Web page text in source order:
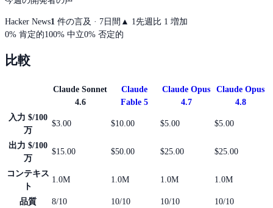
Hacker News1 件の言及 · 7日間 ▲ 1先週比 1 増加
0% 肯定的100% 中立0% 否定的
比較
Claude Sonnet
4.6
Claude
Fable 5
Claude Opus
4.7
Claude Opus
4.8
入力 $/100
万
$3.00 $10.00 $5.00 $5.00
出力 $/100
万
$15.00 $50.00 $25.00 $25.00
コンテキス
ト
1.0M 1.0M 1.0M 1.0M
品質 8/10 10/10 10/10
10/10